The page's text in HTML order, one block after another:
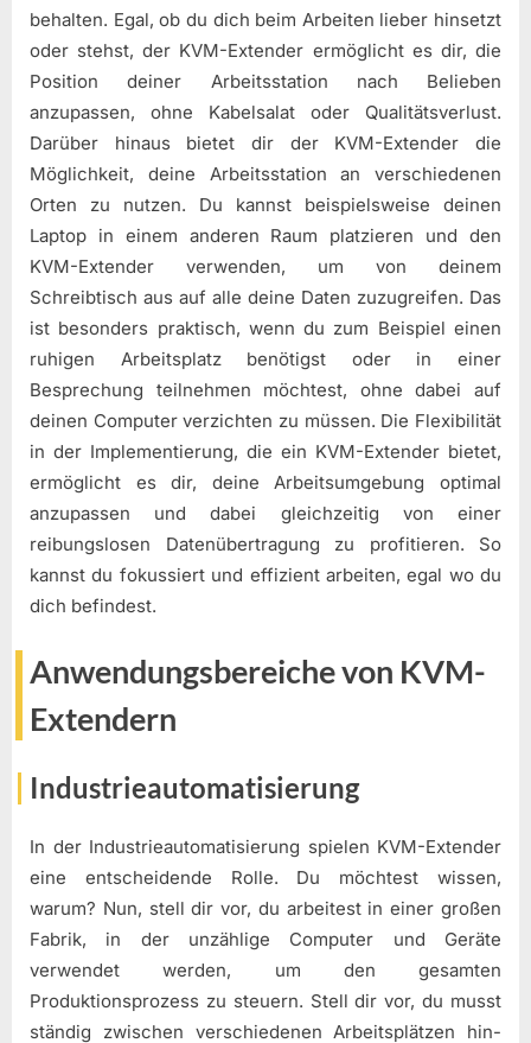
behalten. Egal, ob du dich beim Arbeiten lieber hinsetzt
oder stehst, der KVM-Extender ermöglicht es dir, die
Position deiner Arbeitsstation nach Belieben
anzupassen, ohne Kabelsalat oder Qualitätsverlust.
Darüber hinaus bietet dir der KVM-Extender die
Möglichkeit, deine Arbeitsstation an verschiedenen
Orten zu nutzen. Du kannst beispielsweise deinen
Laptop in einem anderen Raum platzieren und den
KVM-Extender verwenden, um von deinem
Schreibtisch aus auf alle deine Daten zuzugreifen. Das
ist besonders praktisch, wenn du zum Beispiel einen
ruhigen Arbeitsplatz benötigst oder in einer
Besprechung teilnehmen möchtest, ohne dabei auf
deinen Computer verzichten zu müssen. Die Flexibilität
in der Implementierung, die ein KVM-Extender bietet,
ermöglicht es dir, deine Arbeitsumgebung optimal
anzupassen und dabei gleichzeitig von einer
reibungslosen Datenübertragung zu profitieren. So
kannst du fokussiert und effizient arbeiten, egal wo du
dich befindest.
Anwendungsbereiche von KVM-
Extendern
Industrieautomatisierung
In der Industrieautomatisierung spielen KVM-Extender
eine entscheidende Rolle. Du möchtest wissen,
warum? Nun, stell dir vor, du arbeitest in einer großen
Fabrik, in der unzählige Computer und Geräte
verwendet werden, um den gesamten
Produktionsprozess zu steuern. Stell dir vor, du musst
ständig zwischen verschiedenen Arbeitsplätzen hin-